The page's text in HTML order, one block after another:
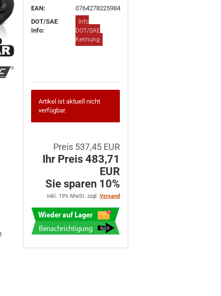
EAN:
0764278225984
DOT/SAE
Info:
Info
DOT/SAE
Kennung
Artikel ist aktuell nicht
verfügbar.
Preis 537,45 EUR
Ihr Preis 483,71
EUR
Sie sparen 10%
inkl. 19% MwSt. zzgl. Versand